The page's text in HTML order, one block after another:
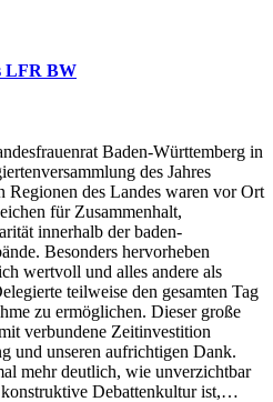
LFR BW
Baden-Württemberg in
des Jahres
Regionen des Landes waren vor Ort
für Zusammenhalt,
innerhalb der baden-
Besonders hervorheben
wertvoll und alles andere als
teilweise den gesamten Tag
zu ermöglichen. Dieser große
verbundene Zeitinvestition
und unseren aufrichtigen Dank.
mehr deutlich, wie unverzichtbar
Debattenkultur ist,…